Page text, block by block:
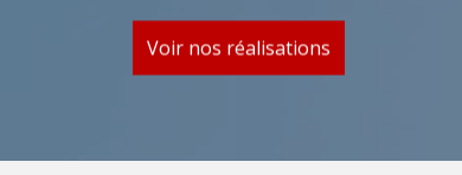
Voir nos réalisations